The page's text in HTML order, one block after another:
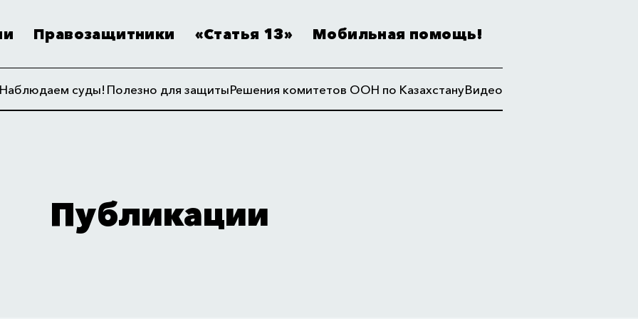
Правозащитники «Статья 13» Мобильная помощь!
Наблюдаем суды! Полезно для защитыРешения комитетов ООН по КазахстануВидео
Публикации